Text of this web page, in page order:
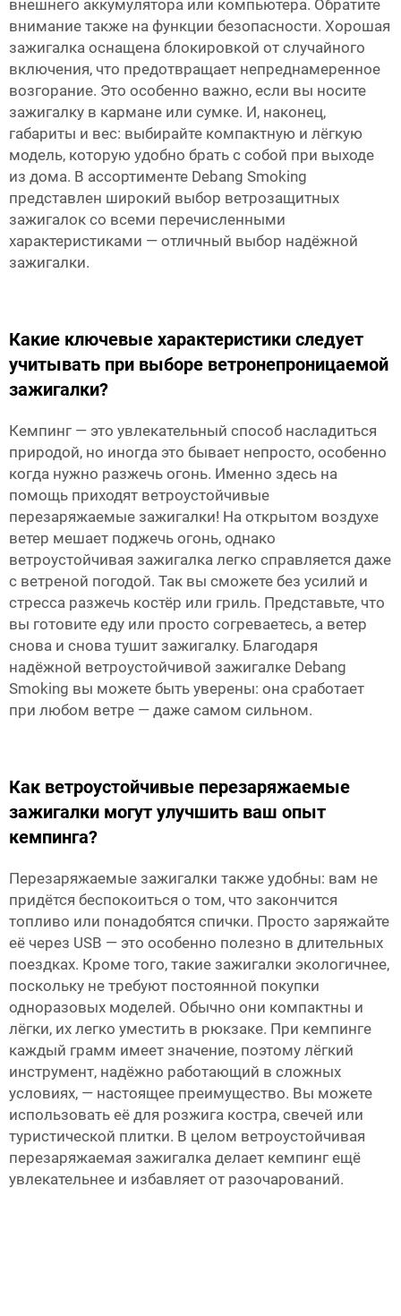
внешнего аккумулятора или компьютера. Обратите
внимание также на функции безопасности. Хорошая
зажигалка оснащена блокировкой от случайного
включения, что предотвращает непреднамеренное
возгорание. Это особенно важно, если вы носите
зажигалку в кармане или сумке. И, наконец,
габариты и вес: выбирайте компактную и лёгкую
модель, которую удобно брать с собой при выходе
из дома. В ассортименте Debang Smoking
представлен широкий выбор ветрозащитных
зажигалок со всеми перечисленными
характеристиками — отличный выбор надёжной
зажигалки.
Какие ключевые характеристики следует
учитывать при выборе ветронепроницаемой
зажигалки?
Кемпинг — это увлекательный способ насладиться
природой, но иногда это бывает непросто, особенно
когда нужно разжечь огонь. Именно здесь на
помощь приходят ветроустойчивые
перезаряжаемые зажигалки! На открытом воздухе
ветер мешает поджечь огонь, однако
ветроустойчивая зажигалка легко справляется даже
с ветреной погодой. Так вы сможете без усилий и
стресса разжечь костёр или гриль. Представьте, что
вы готовите еду или просто согреваетесь, а ветер
снова и снова тушит зажигалку. Благодаря
надёжной ветроустойчивой зажигалке Debang
Smoking вы можете быть уверены: она сработает
при любом ветре — даже самом сильном.
Как ветроустойчивые перезаряжаемые
зажигалки могут улучшить ваш опыт
кемпинга?
Перезаряжаемые зажигалки также удобны: вам не
придётся беспокоиться о том, что закончится
топливо или понадобятся спички. Просто заряжайте
её через USB — это особенно полезно в длительных
поездках. Кроме того, такие зажигалки экологичнее,
поскольку не требуют постоянной покупки
одноразовых моделей. Обычно они компактны и
лёгки, их легко уместить в рюкзаке. При кемпинге
каждый грамм имеет значение, поэтому лёгкий
инструмент, надёжно работающий в сложных
условиях, — настоящее преимущество. Вы можете
использовать её для розжига костра, свечей или
туристической плитки. В целом ветроустойчивая
перезаряжаемая зажигалка делает кемпинг ещё
увлекательнее и избавляет от разочарований.